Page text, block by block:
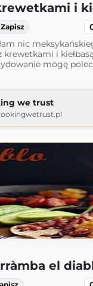
i
Zapisz
nic
krewetkami i
mogę
we trust
el